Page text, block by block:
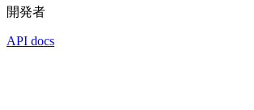
開発者
API docs